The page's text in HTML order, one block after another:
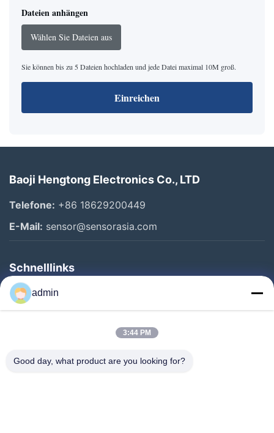
Dateien anhängen
Wählen Sie Dateien aus
Sie können bis zu 5 Dateien hochladen und jede Datei maximal 10M groß.
Einreichen
Baoji Hengtong Electronics Co., LTD
Telefone: +86 18629200449
E-Mail: sensor@sensorasia.com
Schnelllinks
Haus
Produkte
Über Uns
admin
3:44 PM
Good day, what product are you looking for?